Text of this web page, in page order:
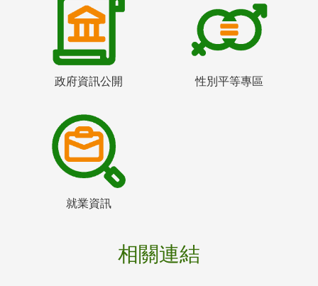
政府資訊公開 性別平等專區
就業資訊
相關連結